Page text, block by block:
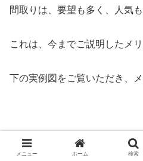
間取りは、要望も多く、人気
これは、今までご説明したメ
下の実例図をご覧いただき、
メニュー ホーム 検索